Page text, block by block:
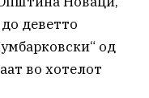
деветто
од
во хотелот